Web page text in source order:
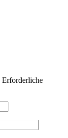
Erforderliche